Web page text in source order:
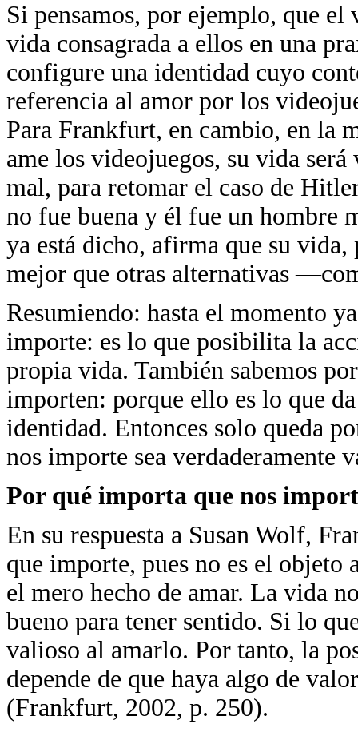
Si pensamos, por ejemplo, que el
vida consagrada a ellos en una
configure una identidad cuyo
referencia al amor por los
Para Frankfurt, en cambio, en la
ame los videojuegos, su vida
mal, para retomar el caso de
no fue buena y él fue un hombre
ya está dicho, afirma que su
mejor que otras alternativas
Resumiendo: hasta el momento
importe: es lo que posibilita la
propia vida. También sabemos
importen: porque ello es lo que
identidad. Entonces solo queda
nos importe sea verdaderamente
Por qué importa que nos
En su respuesta a Susan Wolf,
que importe, pues no es el objeto
el mero hecho de amar. La vida
bueno para tener sentido. Si lo
valioso al amarlo. Por tanto, la
depende de que haya algo de
(Frankfurt, 2002, p. 250).